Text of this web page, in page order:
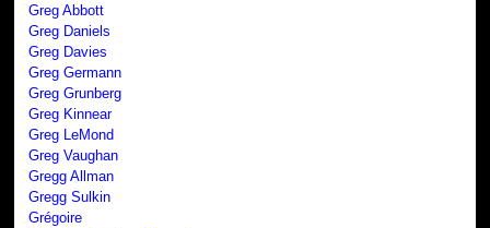
Greg Abbott
Greg Daniels
Greg Davies
Greg Germann
Greg Grunberg
Greg Kinnear
Greg LeMond
Greg Vaughan
Gregg Allman
Gregg Sulkin
Grégoire